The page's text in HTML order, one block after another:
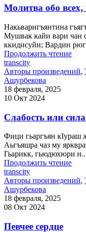
Молитва обо всех,
Накьваригъянтина
Мушвак кайи вари чан
ккидисуйи; Вардин
Продолжить чтение
transcity
Авторы произведений,
Ашурбекова
18 февраля, 2025
10 Окт 2024
Слабость или сила
Фици гьаргъян кIураш
Аьгъяшра чаз му
Гьарикк, гьюдюхюри
Продолжить чтение
transcity
Авторы произведений,
Ашурбекова
18 февраля, 2025
08 Окт 2024
Певчее сердце